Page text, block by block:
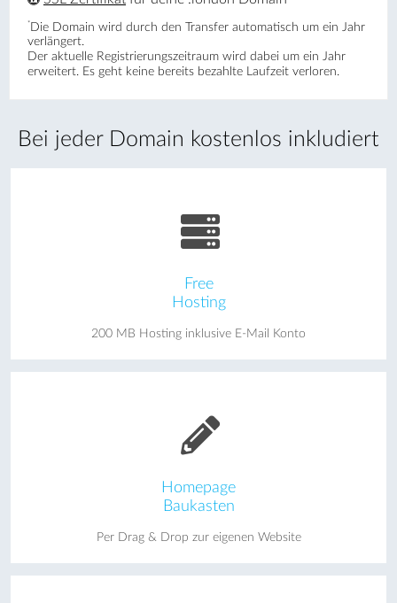
Bei jeder Domain kostenlos inkludiert
Free
Hosting
200 MB Hosting inklusive E-Mail Konto
Homepage
Baukasten
Per Drag & Drop zur eigenen Website
* Die Domain wird durch den Transfer automatisch um ein Jahr
verlängert.
Der aktuelle Registrierungs­zeitraum wird dabei um ein Jahr
erweitert. Es geht keine bereits bezahlte Laufzeit verloren.